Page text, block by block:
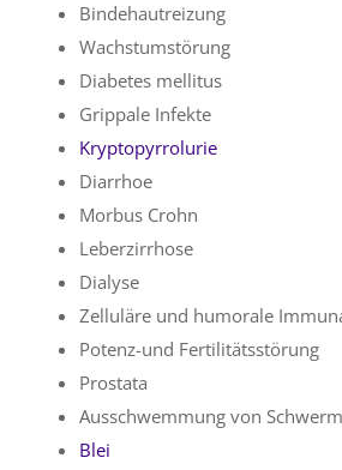
Bindehautreizung
Wachstumstörung
Diabetes mellitus
Grippale Infekte
Kryptopyrrolurie
Diarrhoe
Morbus Crohn
Leberzirrhose
Dialyse
Zelluläre und humorale
Potenz-und Fertilitätsstörung
Prostata
Ausschwemmung von
Blei